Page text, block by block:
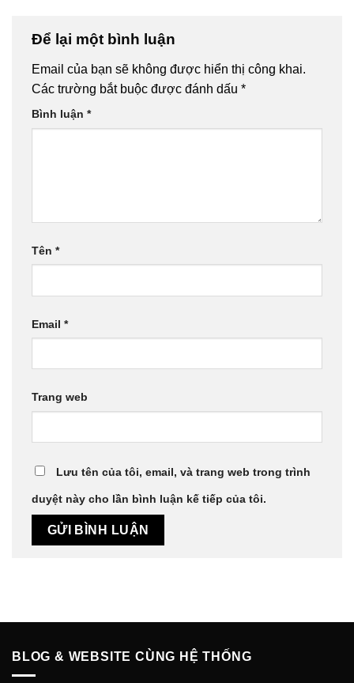
Để lại một bình luận
Email của bạn sẽ không được hiển thị công khai.
Các trường bắt buộc được đánh dấu *
Bình luận *
Tên *
Email *
Trang web
Lưu tên của tôi, email, và trang web trong trình
duyệt này cho lần bình luận kế tiếp của tôi.
BLOG & WEBSITE CÙNG HỆ THỐNG